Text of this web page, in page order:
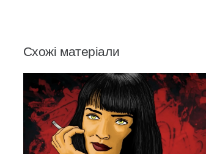
Схожі матеріали